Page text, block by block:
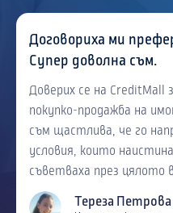
Договориха ми
Супер доволна съм.
Доверих се на CreditMall
покупко-продажба на
съм щастлива, че го
условия, които
съветваха през цялото
Тереза Петрова